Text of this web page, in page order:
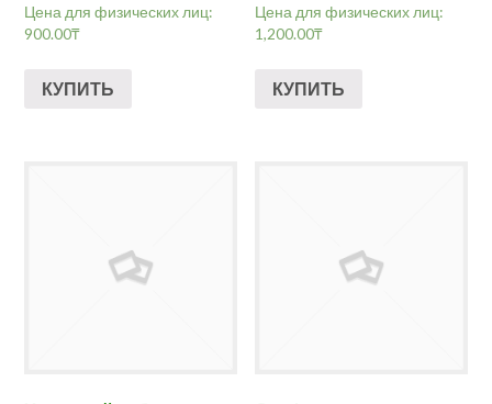
Цена для физических лиц:
900.00₸
КУПИТЬ
Цена для физических лиц:
1,200.00₸
КУПИТЬ